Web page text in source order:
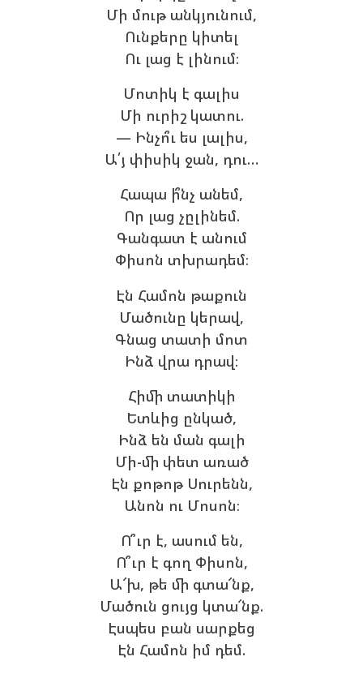
Մի մութ անկյունում,
Ունքերը կիտել
Ու լաց է լինում։
Մոտիկ է գալիս
Մի ուրիշ կատու.
— Ինչո՞ւ ես լալիս,
Ա՛յ փիսիկ ջան, դու…
Հապա ի՞նչ անեմ,
Որ լաց չըլինեմ.
Գանգատ է անում
Փիսոն տխրադեմ։
Էն Համոն թաքուն
Մածունը կերավ,
Գնաց տատի մոտ
Ինձ վրա դրավ։
Հիմի տատիկի
Ետևից ընկած,
Ինձ են ման գալի
Մի-մի փետ առած
Էն քոթոթ Սուրենն,
Անոն ու Մոսոն։
Ո՞ւր է, ասում են,
Ո՞ւր է գող Փիսոն,
Ա՜խ, թե մի գտա՜նք,
Մածուն ցույց կտա՜նք.
Էսպես բան սարքեց
Էն Համոն իմ դեմ.